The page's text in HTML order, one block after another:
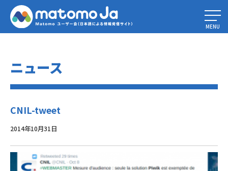
Home»
フランス CNIL Piwik をお勧めします： cookieの同意を必要としな
い唯一の分析ツール»CNIL-tweet
MENU
ニュース
CNIL-tweet
2014年10月31日